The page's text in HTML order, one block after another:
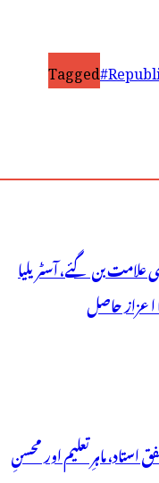
Tagged
علامت بن گئے، آسٹریلیا
اعزاز حاصل
استاد، ماہرِتعلیم اور محسنِ